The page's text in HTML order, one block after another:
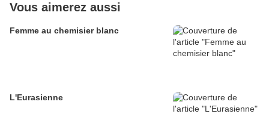
Vous aimerez aussi
Femme au chemisier blanc
L'Eurasienne